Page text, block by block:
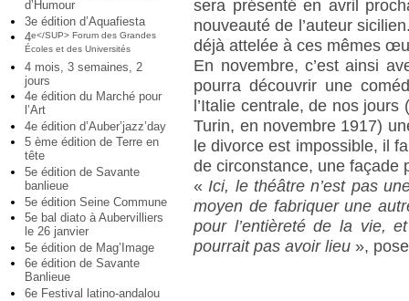
d’Humour
3e édition d’Aquafiesta
4e</SUP> Forum des Grandes
Écoles et des Universités
4 mois, 3 semaines, 2
jours
4e édition du Marché pour
l’Art
4e édition d’Auber’jazz’day
5 ème édition de Terre en
tête
5e édition de Savante
banlieue
5e édition Seine Commune
5e bal diato à Aubervilliers
le 26 janvier
5e édition de Mag’Image
6e édition de Savante
Banlieue
6e Festival latino-andalou
sera présenté en avril
nouveauté de l’auteur
déjà attelée à ces mêmes
En novembre, c’est ainsi
pourra découvrir une
l’Italie centrale, de nos
Turin, en novembre 1917)
le divorce est impossible, il
de circonstance, une
«Ici, le théâtre n’est pas
moyen de fabriquer une
pour l’entièreté de la vie,
pourrait pas avoir lieu »,